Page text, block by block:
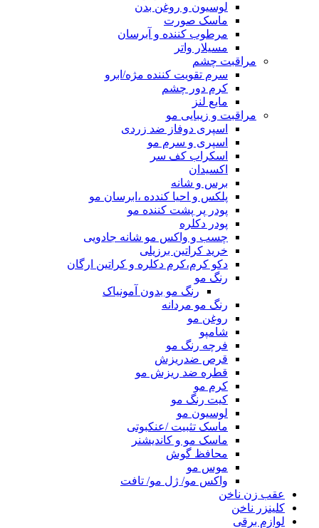
لوسیون و روغن بدن
ماسک صورت
مرطوب کننده و آبرسان
مسیلار واتر
مراقبت چشم
سرم تقویت کننده مژه/ابرو
کرم دور چشم
مایع لنز
مراقبت و زیبایی مو
اسپری دوفاز ضد زردی
اسپری و سرم مو
اسکراب کف سر
اکسیدان
برس و شانه
پلکس و احیا کندده ،ابرسان مو
پودر پر پشت کننده مو
پودر دکلره
چسب و واکس مو شانه جادویی
خرید کراتین برزیلی
دکو کرم،کرم دکلره و کراتین ارگان
رنگ مو
رنگ مو بدون آمونیاک
رنگ مو مردانه
روغن مو
شامپو
فرچه رنگ مو
قرص ضدریزش
قطره ضد ریزش مو
کرم مو
کیت رنگ مو
لوسیون مو
ماسک تثبیت /عنکبوتی
ماسک مو و کاندیشنر
محافظ گوش
موس مو
واکس مو/ ژل مو/ تافت
عقب زن ناخن
کلینزر ناخن
لوازم برقی